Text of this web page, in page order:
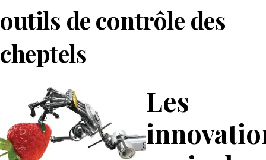
outils de contrôle des
cheptels
Les